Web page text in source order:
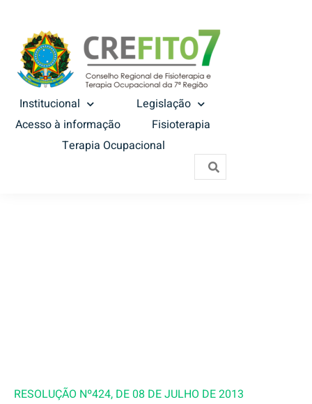
Institucional
Legislação
Acesso à informação
Fisioterapia
Terapia Ocupacional
RESOLUÇÃO Nº424, DE 08 DE JULHO DE 2013